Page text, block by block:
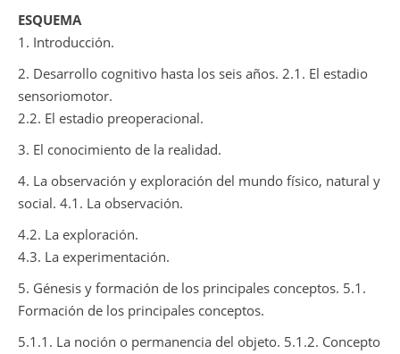
ESQUEMA
1. Introducción.
2. Desarrollo cognitivo hasta los seis años. 2.1. El estadio
sensoriomotor.
2.2. El estadio preoperacional.
3. El conocimiento de la realidad.
4. La observación y exploración del mundo físico, natural y
social. 4.1. La observación.
4.2. La exploración.
4.3. La experimentación.
5. Génesis y formación de los principales conceptos. 5.1.
Formación de los principales conceptos.
5.1.1. La noción o permanencia del objeto. 5.1.2. Concepto